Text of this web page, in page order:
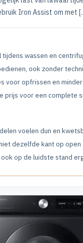
Iron Assist om met
tijdens wassen en
ook zonder
voor opfrissen en
prijs voor een complete
voelen dun en
dezelfde kant op open
ook op de luidste stand